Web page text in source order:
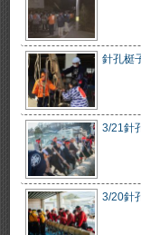
針孔梃
3/21針
3/20針